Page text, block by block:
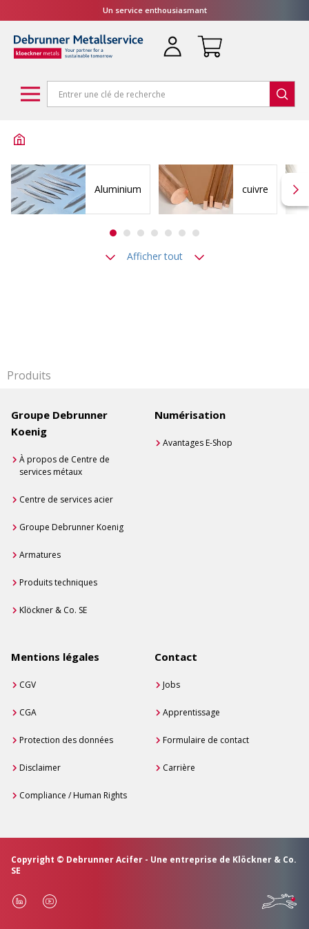
Un service enthousiasmant
Aluminium cuivre
Afficher tout
Produits
Groupe Debrunner
Koenig
À propos de Centre de
services métaux
Centre de services acier
Groupe Debrunner Koenig
Armatures
Produits techniques
Klöckner & Co. SE
Numérisation
Avantages E-Shop
Mentions légales
CGV
CGA
Protection des données
Disclaimer
Compliance / Human Rights
Contact
Jobs
Apprentissage
Formulaire de contact
Carrière
Copyright © Debrunner Acifer - Une entreprise de Klöckner & Co.
SE